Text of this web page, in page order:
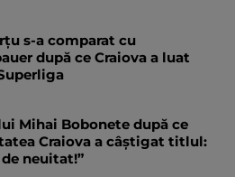
s-a comparat cu
după ce Craiova a luat
Mihai Bobonete după ce
Craiova a câștigat titlul:
de neuitat!”